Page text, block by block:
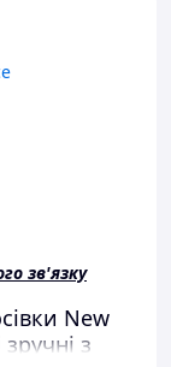
зв'язку
New
з